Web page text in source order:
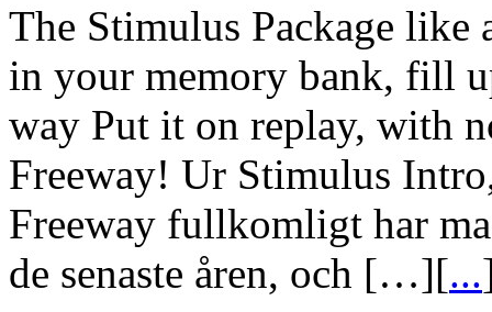
The Stimulus Package like
in your memory bank, fill
way Put it on replay, with
Freeway! Ur Stimulus
Freeway fullkomligt har
de senaste åren, och […][...